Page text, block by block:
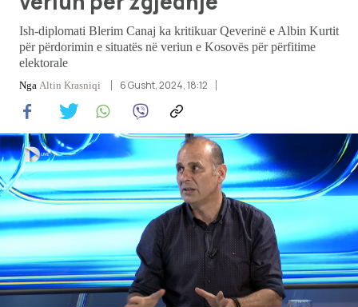
Lajme
Sport
Art Jete
Kulturë
Showbiz
Ekonomi
Teknologji
Ish-diplomati Blerim Canaj ka kritikuar Qeverinë e Albin Kurtit
për përdorimin e situatës në veriun e Kosovës për përfitime
elektorale
Nga Altin Krasniqi 6 Gusht, 2024, 18:12